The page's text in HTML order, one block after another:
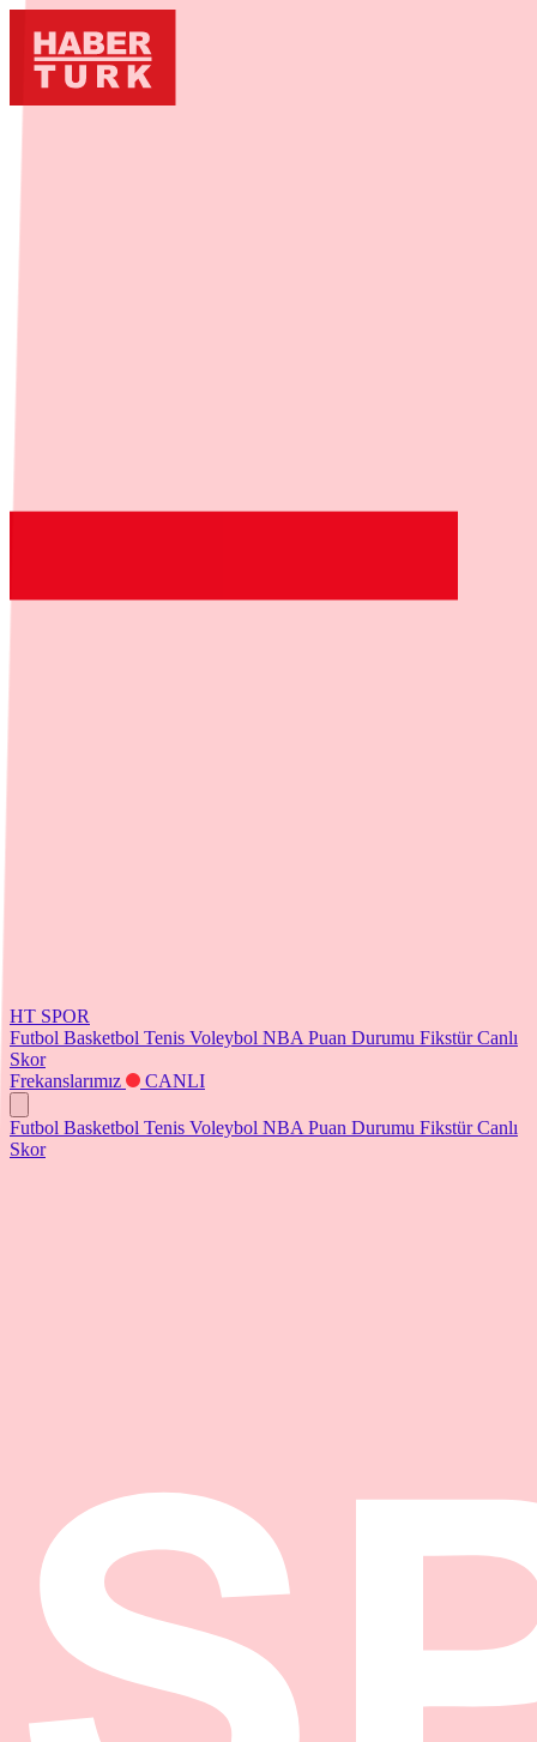
HT SPOR
Futbol Basketbol Tenis Voleybol NBA Puan Durumu FikstürCanlı
Skor
Frekanslarımız
CANLI
Futbol Basketbol Tenis Voleybol NBA Puan Durumu FikstürCanlı
Skor